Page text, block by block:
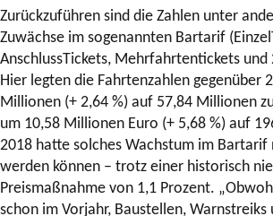
Zurückzuführen sind die Zahlen unter
Zuwächse im sogenannten Bartarif
AnschlussTickets, Mehrfahrtentickets und
Hier legten die Fahrtenzahlen gegenüber
Millionen (+ 2,64 %) auf 57,84 Millionen
um 10,58 Millionen Euro (+ 5,68 %) auf
2018 hatte solches Wachstum im
werden können – trotz einer historisch
Preismaßnahme von 1,1 Prozent.
schon im Vorjahr, Baustellen, Warnstreiks